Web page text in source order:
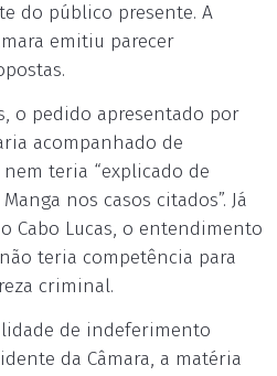
do público presente. A
emitiu parecer
o pedido apresentado por
acompanhado de
teria “explicado de
nos casos citados”. Já
Cabo Lucas, o entendimento
teria competência para
criminal.
de indeferimento
da Câmara, a matéria